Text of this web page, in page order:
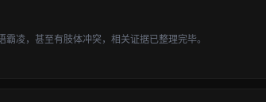
凌，甚至有肢体冲突，相关证据已整理完毕。